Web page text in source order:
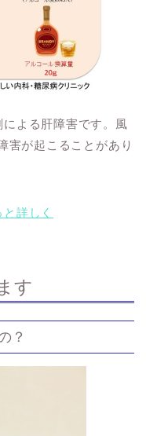
よる肝障害です。風
害が起こることがあり
詳しく
す
？